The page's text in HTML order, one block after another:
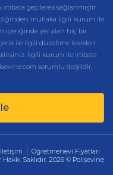
geçilerek sağlanmıştır.
mutlaka ilgili kurum ile
içeriğinde yer alan hiç bir
ile ilgili düzeltme istekleri
İlgili kurum ile irtibata
sorumlu değildir,
İletişim
Öğretmenevi Fiyatları
Hakkı Saklıdır. 2026 © Polisevine